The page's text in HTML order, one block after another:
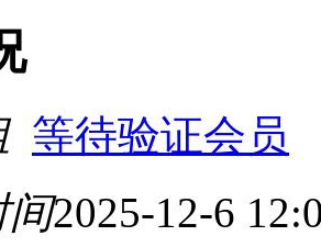
等待验证会员
间2025-12-6